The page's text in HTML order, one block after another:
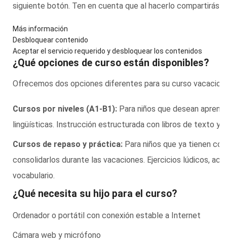
siguiente botón. Ten en cuenta que al hacerlo compartirás
Más información
Desbloquear contenido
Aceptar el servicio requerido y desbloquear los contenidos
¿Qué opciones de curso están disponibles?
Ofrecemos dos opciones diferentes para su curso
Cursos por niveles (A1-B1): Para niños que desean
lingüísticas. Instrucción estructurada con libros de texto y
Cursos de repaso y práctica: Para niños que ya tienen
consolidarlos durante las vacaciones. Ejercicios lúdicos,
vocabulario.
¿Qué necesita su hijo para el curso?
Ordenador o portátil con conexión estable a Internet
Cámara web y micrófono